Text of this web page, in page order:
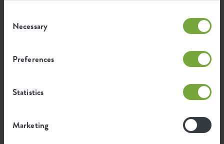
Selection
Necessary
Preferences
Statistics
Marketing
Emissione media di energia verde